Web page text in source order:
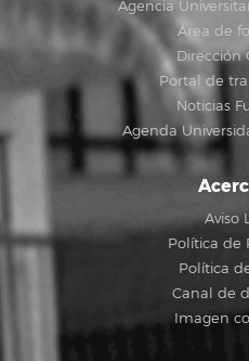
Agencia
Área de
Dirección
Portal de
Noticias
Agenda
Aviso
Política de
Política
Canal de
Imagen